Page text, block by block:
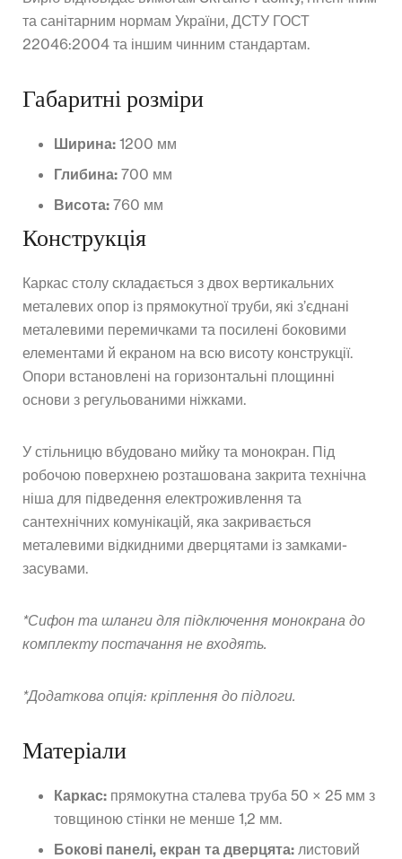
та санітарним нормам України, ДСТУ ГОСТ
22046:2004 та іншим чинним стандартам.
Габаритні розміри
Ширина: 1200 мм
Глибина: 700 мм
Висота: 760 мм
Конструкція
Каркас столу складається з двох вертикальних
металевих опор із прямокутної труби, які з’єднані
металевими перемичками та посилені боковими
елементами й екраном на всю висоту конструкції.
Опори встановлені на горизонтальні площинні
основи з регульованими ніжками.
У стільницю вбудовано мийку та монокран. Під
робочою поверхнею розташована закрита технічна
ніша для підведення електроживлення та
сантехнічних комунікацій, яка закривається
металевими відкидними дверцятами із замками-
засувами.
*Сифон та шланги для підключення монокрана до
комплекту постачання не входять.
*Додаткова опція: кріплення до підлоги.
Матеріали
Каркас: прямокутна сталева труба 50 × 25 мм з
товщиною стінки не менше 1,2 мм.
Бокові панелі, екран та дверцята: листовий